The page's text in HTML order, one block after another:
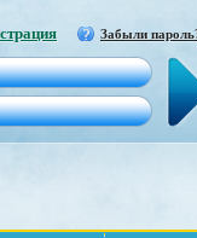
Забыли